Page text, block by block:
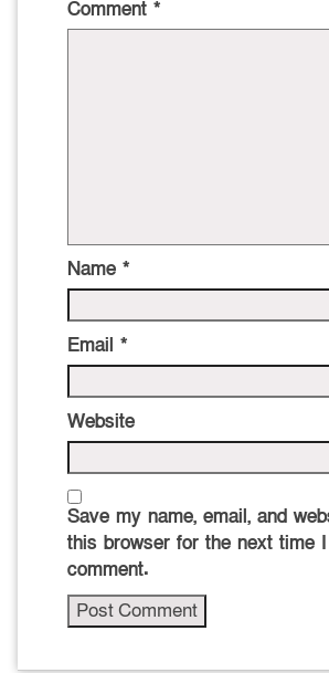
Comment *
Name *
Email *
Website
Save my name, email, and
this browser for the next time I
comment.